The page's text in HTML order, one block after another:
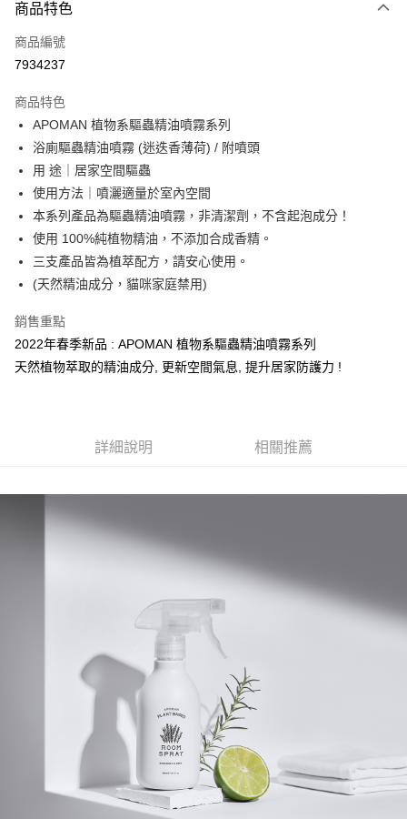
Apple Pay
街口支付
Google Pay
全盈+PAY
大哥付你分期
相關說明
【大哥付你分期使用說明】
1.本服務由台灣大哥大提供，台灣大哥大用戶可立即使用無須另外申請。
2.付款方式選擇「大哥付你分期」，訂單成立後會自動跳轉到大哥付的交易
流程，驗證手機門號後，選擇欲分期的期數、繳款截止日，確認付款後即完
成交易。
4.訂單成立30分鐘內，如未前往確認交易或遇審核未通過，訂單將自動取
消。如遇「轉專審核」未通過狀況，表示未達大哥付你分期系統評分，恕無
法說明評估內容。
【繳款方式說明】
2.基於同意付款使用「大哥付你分期」之契約關係目的，商店將以您的個人
資料（包含姓名、電話或地址）提供予台灣大哥大進項蒐集、處理及利用，
由本公司與您本人進行分期帳單所需資料之確認、核對及更正。
https://oppay.tw/userRule
AFTEE先享後付
相關說明
【關於「AFTEE先享後付」】
AFTEE先享後付是「在收到商品之後才付款」的支付方式。 讓您購物簡單
１．簡單：不需註冊會員、不需綁卡、不需儲值。
２．便利：只要手機號碼，簡訊認證，即可結帳。
３．安心：先確認商品／服務後，再付款。
２．訂單成立數日內，您將收到繳費通知簡訊。
３．收到繳費通知簡訊後14天內，點擊此簡訊中的連結，可透過四大超商／
※ 交易是否成功請以「AFTEE先享後付 」之結帳頁面顯示為準，若有關於
是否繳費成功／繳費後需取消欲退款等相關疑問，請聯繫「AFTEE先享後付
https://netprotections.freshdesk.com/support/home
１．透過由恩沛科技股份有限公司提供之「AFTEE先享後付」服務完成之交
易，需依本服務之必要範圍內提供個人資料，並將交易相關給付款項請求債
權轉讓予恩沛科技股份有限公司。
２．關於個人資料處理事宜，請瀏覽以下網址：
https://aftee.tw/terms/#terms3
３．未成年的使用者請事先徵得法定代理人或監護人之同意方可使用
「AFTEE先享後付」，若未經同意申辦者引起之損失，本公司不負相關責
４．使用「AFTEE先享後付」時，將依據個別帳號之用戶狀況，依本公司即
時審查核予不同之上限額度；若仍有額度不足之情形，本公司將視審查結果
請求用戶進行身份認證。
５．嚴禁一人註冊多個帳號或使用他人資訊註冊。若發現惡意使用之情形，
ATM付款
運送方式
付款後全家取貨
每筆NT$70，滿NT$1,000(含以上)免運費
京站台北店客服中心(1F星巴克旁) 即日起不提供京站紙袋，取件時
請自備購物袋，若需購買紙袋可現場詢問
商品特色
商品編號
7934237
商品特色
APOMAN 植物系驅蟲精油噴霧系列
浴廁驅蟲精油噴霧 (迷迭香薄荷) / 附噴頭
用 途｜居家空間驅蟲
使用方法｜噴灑適量於室內空間
本系列產品為驅蟲精油噴霧，非清潔劑，不含起泡成分！
使用 100%純植物精油，不添加合成香精。
三支產品皆為植萃配方，請安心使用。
(天然精油成分，貓咪家庭禁用)
銷售重點
2022年春季新品 : APOMAN 植物系驅蟲精油噴霧系列
天然植物萃取的精油成分, 更新空間氣息, 提升居家防護力 !
詳細說明 相關推薦